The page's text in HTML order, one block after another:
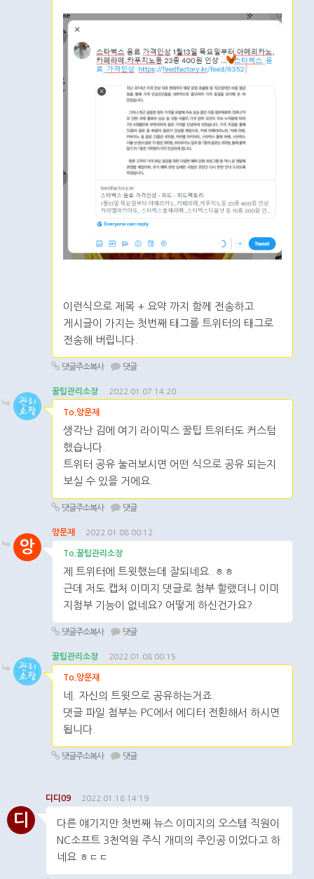
이런식으로 제목 + 요약 까지 함께 전송하고
게시글이 가지는 첫번째 태그를 트위터의 태그로
전송해 버립니다.
댓글주소복사 댓글
꿀팁관리소장 2022.01.07 14:20
To.앙문재
생각난 김에 여기 라이믹스 꿀팁 트위터도 커스텀
했습니다.
트위터 공유 눌러보시면 어떤 식으로 공유 되는지
보실 수 있을 거에요.
댓글주소복사 댓글
앙
앙문재 2022.01.08 00:12
To.꿀팁관리소장
제 트위터에 트윗했는데 잘되네요..ㅎㅎ
근데 저도 캡처 이미지 댓글로 첨부 할랬더니 이미
지첨부 기능이 없네요? 어떻게 하신건가요?
댓글주소복사 댓글
꿀팁관리소장 2022.01.08 00:15
To.앙문재
네. 자신의 트윗으로 공유하는거죠.
댓글 파일 첨부는 PC에서 에디터 전횐해서 하시면
됩니다.
댓글주소복사 댓글
디
디디09 2022.01.18 14:19
다른 얘기지만 첫번째 뉴스 이미지의 오스템 직원이
NC소프트 3천억원 주식 개미의 주인공 이었다고 하
네요 ㅎㄷㄷ